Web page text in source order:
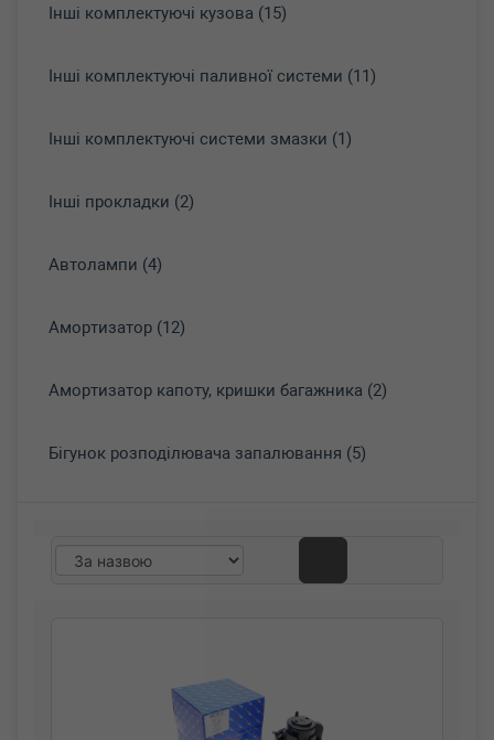
Інші комплектуючі кузова (15)
Інші комплектуючі паливної системи (11)
Інші комплектуючі системи змазки (1)
Інші прокладки (2)
Автолампи (4)
Амортизатор (12)
Амортизатор капоту, кришки багажника (2)
Бігунок розподілювача запалювання (5)